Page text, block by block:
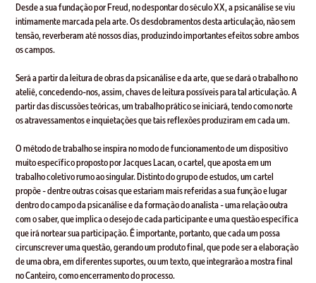
Desde a sua fundação por Freud, no despontar do século XX, a psicanálise se viu
intimamente marcada pela arte. Os desdobramentos desta articulação, não sem
tensão, reverberam até nossos dias, produzindo importantes efeitos sobre ambos
os campos.
Será a partir da leitura de obras da psicanálise e da arte, que se dará o trabalho no
ateliê, concedendo-nos, assim, chaves de leitura possíveis para tal articulação. A
partir das discussões teóricas, um trabalho prático se iniciará, tendo como norte
os atravessamentos e inquietações que tais reflexões produziram em cada um.
O método de trabalho se inspira no modo de funcionamento de um dispositivo
muito específico proposto por Jacques Lacan, o cartel, que aposta em um
trabalho coletivo rumo ao singular. Distinto do grupo de estudos, um cartel
propõe - dentre outras coisas que estariam mais referidas a sua função e lugar
dentro do campo da psicanálise e da formação do analista - uma relação outra
com o saber, que implica o desejo de cada participante e uma questão específica
que irá nortear sua participação. É importante, portanto, que cada um possa
circunscrever uma questão, gerando um produto final, que pode ser a elaboração
de uma obra, em diferentes suportes, ou um texto, que integrarão a mostra final
no Canteiro, como encerramento do processo.